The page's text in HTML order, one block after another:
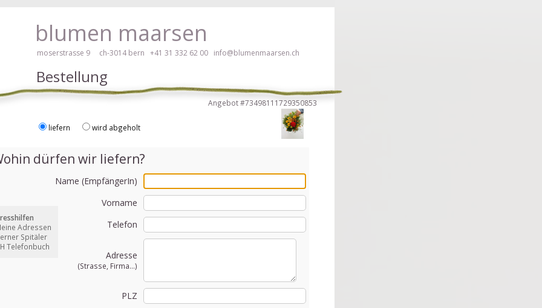
blumen maarsen
moserstrasse 9 ch-3014 bern +41 31 332 62 00 info@blumenmaarsen.ch
Blumen bestellen mit Screenreader oder Brailliezeile, bitte hier klicken!
Bestellung
dürfen wir liefern?
Name (EmpfängerIn)
Vorname
Telefon
Adresse
(Strasse, Firma...)
PLZ
Angebot #73498111729350853
liefern wird abgeholt
Adressen
Spitäler
Telefonbuch